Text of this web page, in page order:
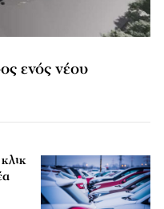
ενός νέου